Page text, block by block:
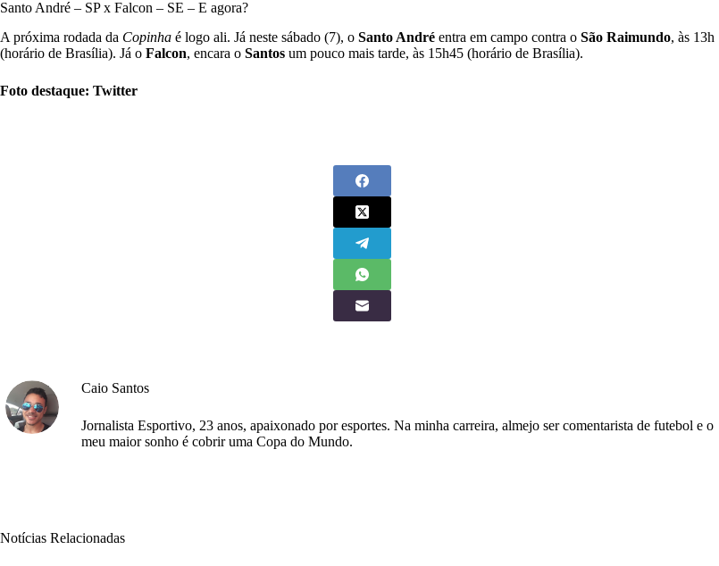
Santo André – SP x Falcon – SE – E agora?
A próxima rodada da Copinha é logo ali. Já neste sábado (7), o Santo André entra em campo contra o São Raimundo, às 13h
(horário de Brasília). Já o Falcon, encara o Santos um pouco mais tarde, às 15h45 (horário de Brasília).
Foto destaque: Twitter
Caio Santos
Jornalista Esportivo, 23 anos, apaixonado por esportes. Na minha carreira, almejo ser comentarista de futebol e o
meu maior sonho é cobrir uma Copa do Mundo.
Notícias Relacionadas